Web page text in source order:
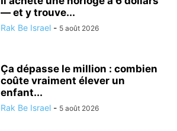
— et y trouve...
Rak Be Israel - 5 août 2026
Ça dépasse le million : combien
coûte vraiment élever un
enfant...
Rak Be Israel - 5 août 2026